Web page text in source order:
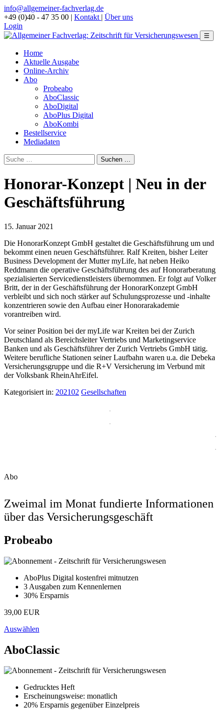
info@allgemeiner-fachverlag.de
+49 (0)40 - 47 35 00 | Kontakt | Über uns
Login
☰
Home
Aktuelle Ausgabe
Online-Archiv
Abo
Probeabo
AboClassic
AboDigital
AboPlus Digital
AboKombi
Bestellservice
Mediadaten
Honorar-Konzept | Neu in der
Geschäftsführung
15. Januar 2021
Die HonorarKonzept GmbH gestaltet die Geschäftsführung um und
bekommt einen neuen Geschäftsführer. Ralf Kreiten, bisher Leiter
Business Development der Mutter myLife, hat neben Heiko
Reddmann die operative Geschäftsführung des auf Honorarberatung
spezialisierten Servicedienstleisters übernommen. Er folgt auf Volker
Britt, der in der Geschäftsführung der HonorarKonzept GmbH
verbleibt und sich noch stärker auf Schulungsprozesse und -inhalte
konzentrieren sowie den Aufbau einer Honorarakademie
vorantreiben wird.
Vor seiner Position bei der myLife war Kreiten bei der Zurich
Deutschland als Bereichsleiter Vertriebs und Marketingservice
Banken und als Geschäftsführer der Zurich Vertriebs GmbH tätig.
Weitere berufliche Stationen seiner Laufbahn waren u.a. die Debeka
Versicherungsgruppe und die R+V Versicherung im Verbund mit
der Volksbank RheinAhrEifel.
Kategorisiert in: 202102 Gesellschaften
Abo
Zweimal im Monat fundierte Informationen
über das Versicherungsgeschäft
Probeabo
AboPlus Digital kostenfrei mitnutzen
3 Ausgaben zum Kennenlernen
30% Ersparnis
39,00 EUR
Auswählen
AboClassic
Gedrucktes Heft
Erscheinungsweise: monatlich
20% Ersparnis gegenüber Einzelpreis